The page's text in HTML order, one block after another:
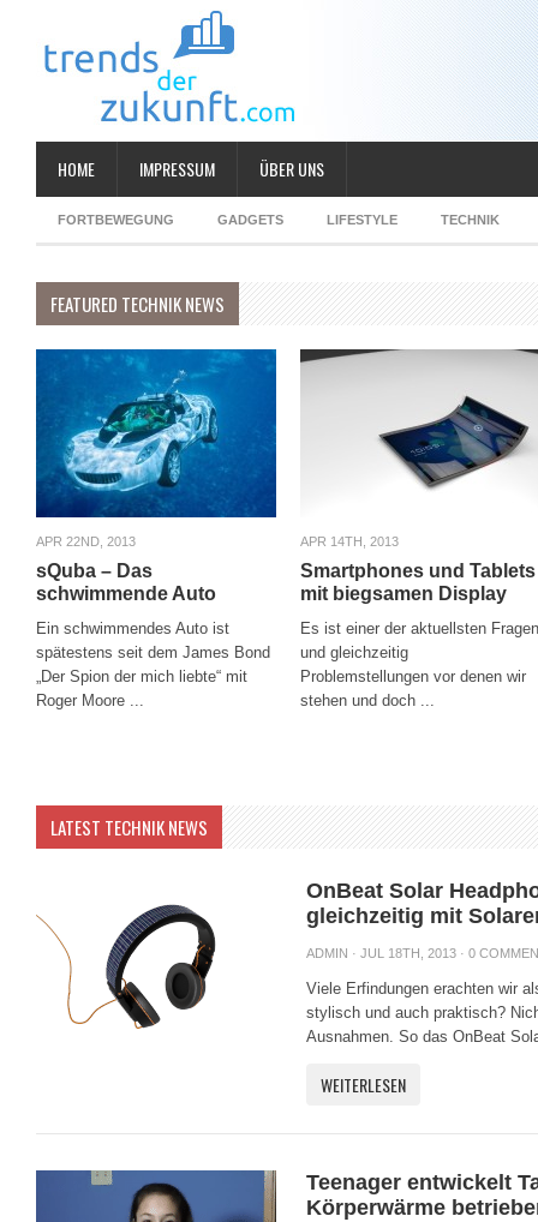
HOME IMPRESSUM ÜBER UNS
FORTBEWEGUNG GADGETS LIFESTYLE TECHNIK
FEATURED TECHNIK NEWS
APR 22ND, 2013
sQuba – Das
schwimmende Auto
Ein schwimmendes Auto ist
spätestens seit dem James Bond
„Der Spion der mich liebte“ mit
Roger Moore ...
APR 14TH, 2013
Smartphones und Tablets
mit biegsamen Display
Es ist einer der aktuellsten Fragen
und gleichzeitig
Problemstellungen vor denen wir
stehen und doch ...
LATEST TECHNIK NEWS
OnBeat Solar
gleichzeitig mit
ADMIN · JUL 18TH, 2013 · 0
Viele Erfindungen erachten wir
stylisch und auch praktisch?
Ausnahmen. So das OnBeat
WEITERLESEN
Teenager entwickelt
Körperwärme